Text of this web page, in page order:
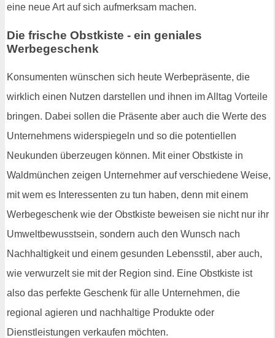
eine neue Art auf sich aufmerksam machen.
Die frische Obstkiste - ein geniales
Werbegeschenk
Konsumenten wünschen sich heute Werbepräsente, die
wirklich einen Nutzen darstellen und ihnen im Alltag Vorteile
bringen. Dabei sollen die Präsente aber auch die Werte des
Unternehmens widerspiegeln und so die potentiellen
Neukunden überzeugen können. Mit einer Obstkiste in
Waldmünchen zeigen Unternehmer auf verschiedene Weise,
mit wem es Interessenten zu tun haben, denn mit einem
Werbegeschenk wie der Obstkiste beweisen sie nicht nur ihr
Umweltbewusstsein, sondern auch den Wunsch nach
Nachhaltigkeit und einem gesunden Lebensstil, aber auch,
wie verwurzelt sie mit der Region sind. Eine Obstkiste ist
also das perfekte Geschenk für alle Unternehmen, die
regional agieren und nachhaltige Produkte oder
Dienstleistungen verkaufen möchten.